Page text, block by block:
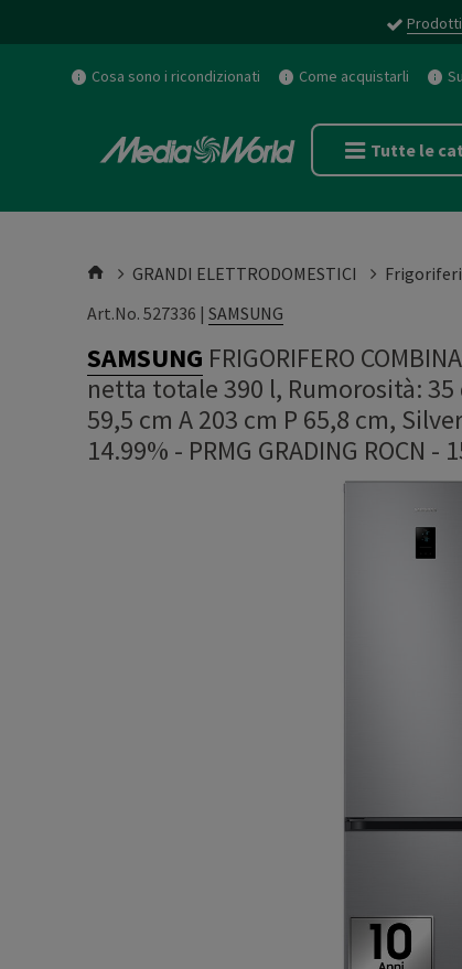
Cosa sono i ricondizionati Come acquistarli
Tutte le
GRANDI ELETTRODOMESTICI Frigoriferi
Art.No. 527336 | SAMSUNG
SAMSUNG FRIGORIFERO
netta totale 390 l, Rumorosità:
59,5 cm A 203 cm P 65,8 cm,
14.99% - PRMG GRADING ROCN -